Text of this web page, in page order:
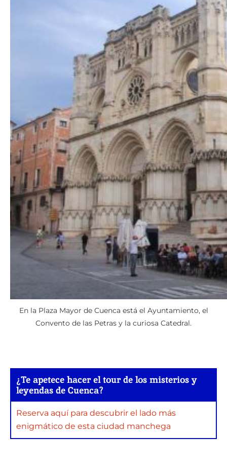
En la Plaza Mayor de Cuenca está el Ayuntamiento, el
Convento de las Petras y la curiosa Catedral.
¿Te apetece hacer el tour de los misterios y
leyendas de Cuenca?
Reserva aquí para descubrir el lado más
enigmático de esta ciudad manchega